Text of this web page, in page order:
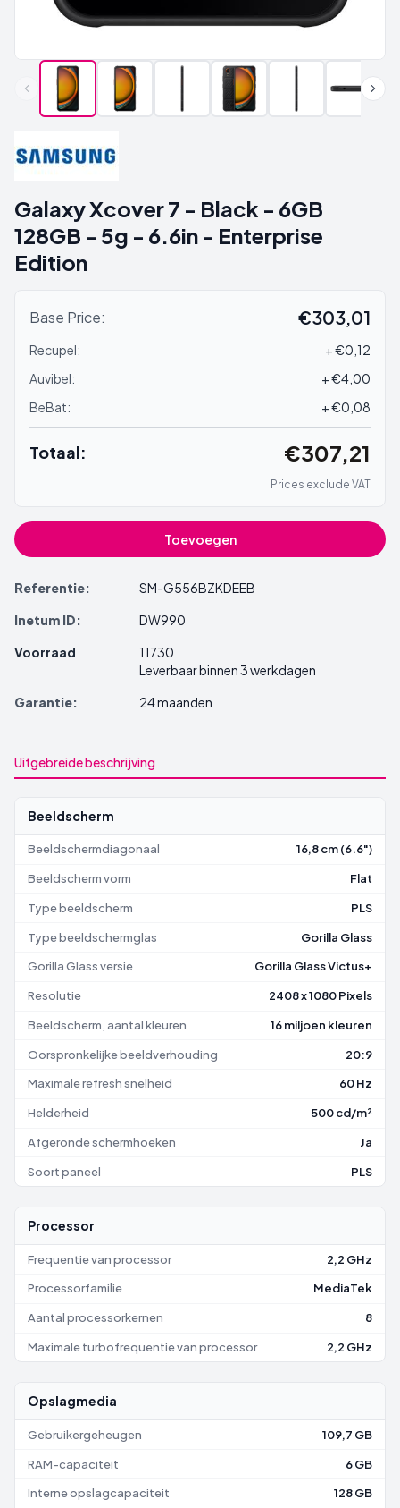
Galaxy Xcover 7 - Black - 6GB
128GB - 5g - 6.6in - Enterprise
Edition
Base Price: €303,01
Recupel:
+ €0,12
Auvibel:
+ €4,00
BeBat:
+ €0,08
Totaal: €307,21
Prices exclude VAT
Toevoegen
Referentie:
SM-G556BZKDEEB
Inetum ID:
DW990
Voorraad
11730
Leverbaar binnen 3 werkdagen
Garantie:
24 maanden
Uitgebreide beschrijving
Beeldscherm
Beeldschermdiagonaal 16,8 cm (6.6")
Beeldscherm vorm Flat
Type beeldscherm PLS
Type beeldschermglas Gorilla Glass
Gorilla Glass versie Gorilla Glass Victus+
Resolutie 2408 x 1080 Pixels
Beeldscherm, aantal kleuren 16 miljoen kleuren
Oorspronkelijke beeldverhouding 20:9
Maximale refresh snelheid 60 Hz
Helderheid 500 cd/m²
Afgeronde schermhoeken Ja
Soort paneel PLS
Processor
Frequentie van processor 2,2 GHz
Processorfamilie MediaTek
Aantal processorkernen 8
Maximale turbofrequentie van processor 2,2 GHz
Opslagmedia
Gebruikergeheugen 109,7 GB
RAM-capaciteit 6 GB
Interne opslagcapaciteit 128 GB